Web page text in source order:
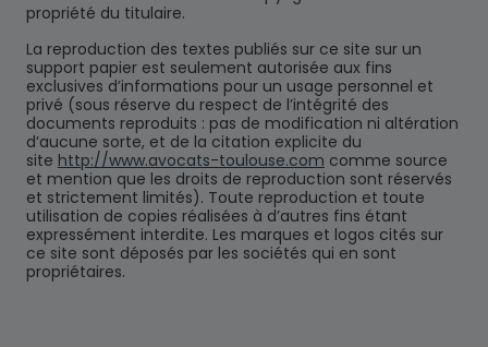
propriété du titulaire.
La reproduction des textes publiés sur ce site sur un
support papier est seulement autorisée aux fins
exclusives d’informations pour un usage personnel et
privé (sous réserve du respect de l’intégrité des
documents reproduits : pas de modification ni altération
d’aucune sorte, et de la citation explicite du
site http://www.avocats-toulouse.com comme source
et mention que les droits de reproduction sont réservés
et strictement limités). Toute reproduction et toute
utilisation de copies réalisées à d’autres fins étant
expressément interdite. Les marques et logos cités sur
ce site sont déposés par les sociétés qui en sont
propriétaires.